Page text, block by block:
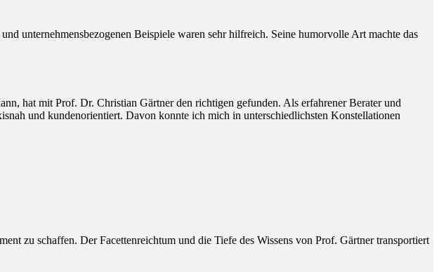
unternehmensbezogenen Beispiele waren sehr hilfreich. Seine humorvolle Art machte das
hat mit Prof. Dr. Christian Gärtner den richtigen gefunden. Als erfahrener Berater und
und kundenorientiert. Davon konnte ich mich in unterschiedlichsten Konstellationen
zu schaffen. Der Facettenreichtum und die Tiefe des Wissens von Prof. Gärtner transportiert